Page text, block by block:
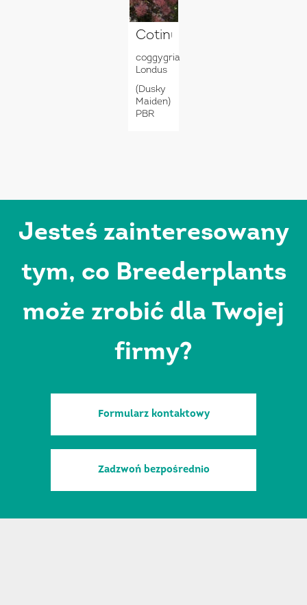
Cotinus
coggygria
Londus
(Dusky
Maiden)
PBR
Jesteś zainteresowany
tym, co Breederplants
może zrobić dla Twojej
firmy?
Formularz kontaktowy
Zadzwoń bezpośrednio